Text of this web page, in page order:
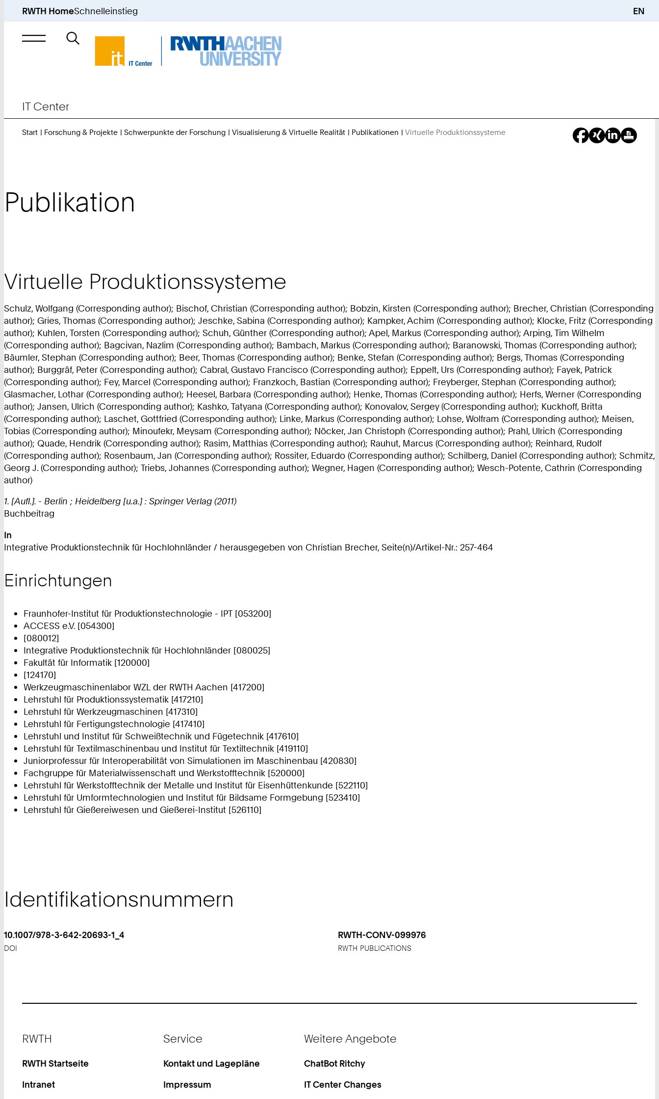
RWTH HomeSchnelleinstieg EN
Suche
nach
IT Center
Start Forschung & Projekte Schwerpunkte der Forschung Visualisierung & Virtuelle Realität Publikationen Virtuelle Produktionssysteme
Publikation
Virtuelle Produktionssysteme
Schulz, Wolfgang (Corresponding author); Bischof, Christian (Corresponding author); Bobzin, Kirsten (Corresponding author); Brecher, Christian (Corresponding
author); Gries, Thomas (Corresponding author); Jeschke, Sabina (Corresponding author); Kampker, Achim (Corresponding author); Klocke, Fritz (Corresponding
author); Kuhlen, Torsten (Corresponding author); Schuh, Günther (Corresponding author); Apel, Markus (Corresponding author); Arping, Tim Wilhelm
(Corresponding author); Bagcivan, Nazlim (Corresponding author); Bambach, Markus (Corresponding author); Baranowski, Thomas (Corresponding author);
Bäumler, Stephan (Corresponding author); Beer, Thomas (Corresponding author); Benke, Stefan (Corresponding author); Bergs, Thomas (Corresponding
author); Burggräf, Peter (Corresponding author); Cabral, Gustavo Francisco (Corresponding author); Eppelt, Urs (Corresponding author); Fayek, Patrick
(Corresponding author); Fey, Marcel (Corresponding author); Franzkoch, Bastian (Corresponding author); Freyberger, Stephan (Corresponding author);
Glasmacher, Lothar (Corresponding author); Heesel, Barbara (Corresponding author); Henke, Thomas (Corresponding author); Herfs, Werner (Corresponding
author); Jansen, Ulrich (Corresponding author); Kashko, Tatyana (Corresponding author); Konovalov, Sergey (Corresponding author); Kuckhoff, Britta
(Corresponding author); Laschet, Gottfried (Corresponding author); Linke, Markus (Corresponding author); Lohse, Wolfram (Corresponding author); Meisen,
Tobias (Corresponding author); Minoufekr, Meysam (Corresponding author); Nöcker, Jan Christoph (Corresponding author); Prahl, Ulrich (Corresponding
author); Quade, Hendrik (Corresponding author); Rasim, Matthias (Corresponding author); Rauhut, Marcus (Corresponding author); Reinhard, Rudolf
(Corresponding author); Rosenbaum, Jan (Corresponding author); Rossiter, Eduardo (Corresponding author); Schilberg, Daniel (Corresponding author); Schmitz,
Georg J. (Corresponding author); Triebs, Johannes (Corresponding author); Wegner, Hagen (Corresponding author); Wesch-Potente, Cathrin (Corresponding
author)
1. [Aufl.]. - Berlin ; Heidelberg [u.a.] : Springer Verlag (2011)
Buchbeitrag
In
Integrative Produktionstechnik für Hochlohnländer / herausgegeben von Christian Brecher, Seite(n)/Artikel-Nr.: 257-464
Einrichtungen
Fraunhofer-Institut für Produktionstechnologie - IPT [053200]
ACCESS e.V. [054300]
[080012]
Integrative Produktionstechnik für Hochlohnländer [080025]
Fakultät für Informatik [120000]
[124170]
Werkzeugmaschinenlabor WZL der RWTH Aachen [417200]
Lehrstuhl für Produktionssystematik [417210]
Lehrstuhl für Werkzeugmaschinen [417310]
Lehrstuhl für Fertigungstechnologie [417410]
Lehrstuhl und Institut für Schweißtechnik und Fügetechnik [417610]
Lehrstuhl für Textilmaschinenbau und Institut für Textiltechnik [419110]
Juniorprofessur für Interoperabilität von Simulationen im Maschinenbau [420830]
Fachgruppe für Materialwissenschaft und Werkstofftechnik [520000]
Lehrstuhl für Werkstofftechnik der Metalle und Institut für Eisenhüttenkunde [522110]
Lehrstuhl für Umformtechnologien und Institut für Bildsame Formgebung [523410]
Lehrstuhl für Gießereiwesen und Gießerei-Institut [526110]
Identifikationsnummern
10.1007/978-3-642-20693-1_4
DOI
RWTH-CONV-099976
RWTH PUBLICATIONS
RWTH
RWTH Startseite
Intranet
Service
Kontakt und Lagepläne
Impressum
Weitere Angebote
ChatBot Ritchy
IT Center Changes